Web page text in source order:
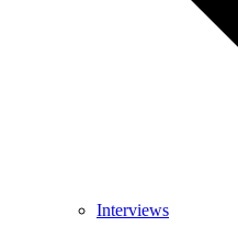
Interviews